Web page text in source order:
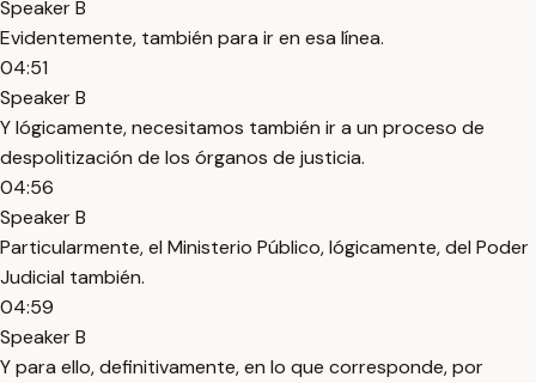
Speaker B
Evidentemente, también para ir en esa línea.
04:51
Speaker B
Y lógicamente, necesitamos también ir a un proceso de
despolitización de los órganos de justicia.
04:56
Speaker B
Particularmente, el Ministerio Público, lógicamente, del Poder
Judicial también.
04:59
Speaker B
Y para ello, definitivamente, en lo que corresponde, por